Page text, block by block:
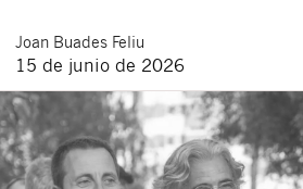
Joan Buades Feliu
15 de junio de 2026